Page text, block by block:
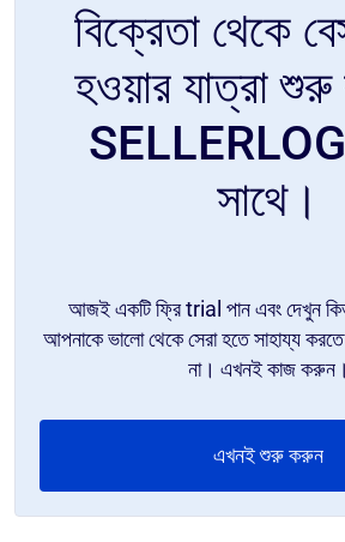
বিক্রেতা থেকে
হওয়ার যাত্রা
সাথে।
আজই একটি ফ্রি trial পান এবং দেখুন
আপনাকে ভালো থেকে সেরা হতে সাহায্য
না। এখনই কাজ করুন।
এখনই শুরু করুন